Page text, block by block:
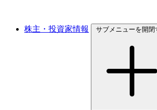
株主・投資家情報 サブメニューを開閉